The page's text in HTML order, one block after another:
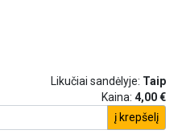
Likučiai sandėlyje: Taip
Kaina: 4,00 €
į krepšelį